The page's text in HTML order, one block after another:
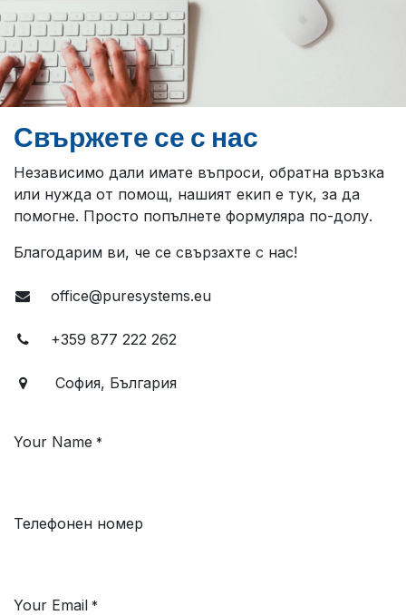
Свържете се с нас
Независимо дали имате въпроси, обратна връзка
или нужда от помощ, нашият екип е тук, за да
помогне. Просто попълнете формуляра по-долу.
Благодарим ви, че се свързахте с нас!
office@puresystems.eu
+359 877 222 262
София, България
Your Name *
Телефонен номер
Your Email *